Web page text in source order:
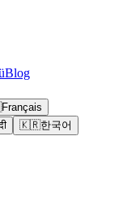
Blog
Français
🇰🇷한국어